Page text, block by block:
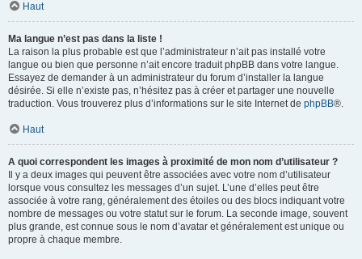
Haut
Ma langue n’est pas dans la liste !
La raison la plus probable est que l’administrateur n’ait pas installé votre
langue ou bien que personne n’ait encore traduit phpBB dans votre langue.
Essayez de demander à un administrateur du forum d’installer la langue
désirée. Si elle n’existe pas, n’hésitez pas à créer et partager une nouvelle
traduction. Vous trouverez plus d’informations sur le site Internet de phpBB®.
Haut
A quoi correspondent les images à proximité de mon nom d’utilisateur ?
Il y a deux images qui peuvent être associées avec votre nom d’utilisateur
lorsque vous consultez les messages d’un sujet. L’une d’elles peut être
associée à votre rang, généralement des étoiles ou des blocs indiquant votre
nombre de messages ou votre statut sur le forum. La seconde image, souvent
plus grande, est connue sous le nom d’avatar et généralement est unique ou
propre à chaque membre.